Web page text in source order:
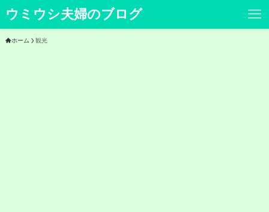
ウミウシ夫婦のブログ
ホーム 観光